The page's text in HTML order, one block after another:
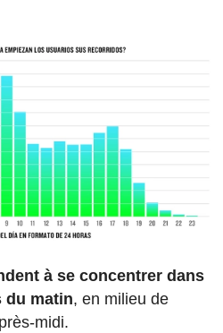
à se concentrer dans
du matin, en milieu de
midi.